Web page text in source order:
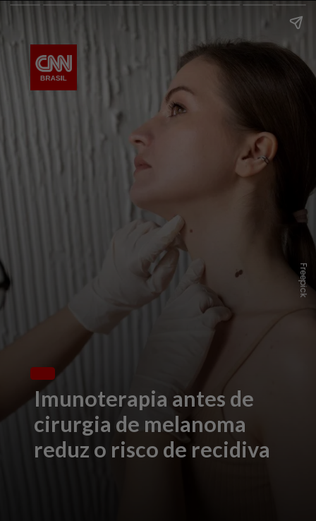
Imunoterapia antes de
cirurgia de melanoma
reduz o risco de recidiva
Freepick